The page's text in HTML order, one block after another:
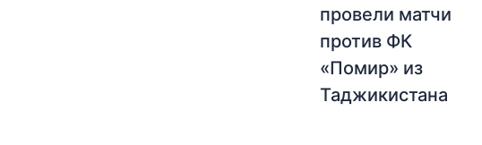
провели матчи
против ФК
«Помир» из
Таджикистана